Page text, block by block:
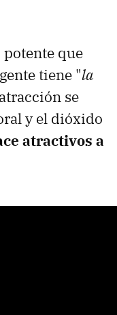
potente que
tiene "la
se
y el dióxido
atractivos a